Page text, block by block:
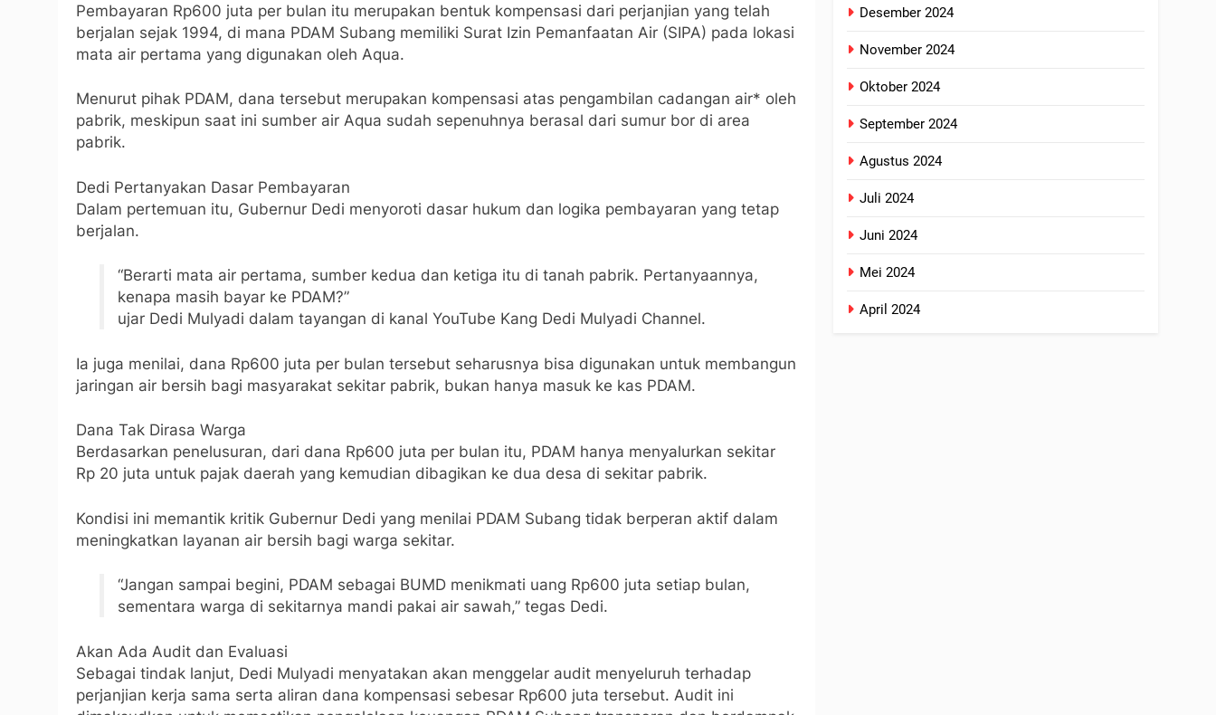
Pembayaran Rp600 juta per bulan itu merupakan bentuk kompensasi dari perjanjian yang telah
berjalan sejak 1994, di mana PDAM Subang memiliki Surat Izin Pemanfaatan Air (SIPA) pada lokasi
mata air pertama yang digunakan oleh Aqua.
Menurut pihak PDAM, dana tersebut merupakan kompensasi atas pengambilan cadangan air* oleh
pabrik, meskipun saat ini sumber air Aqua sudah sepenuhnya berasal dari sumur bor di area
pabrik.
Dedi Pertanyakan Dasar Pembayaran
Dalam pertemuan itu, Gubernur Dedi menyoroti dasar hukum dan logika pembayaran yang tetap
berjalan.
“Berarti mata air pertama, sumber kedua dan ketiga itu di tanah pabrik. Pertanyaannya,
kenapa masih bayar ke PDAM?”
ujar Dedi Mulyadi dalam tayangan di kanal YouTube Kang Dedi Mulyadi Channel.
Ia juga menilai, dana Rp600 juta per bulan tersebut seharusnya bisa digunakan untuk membangun
jaringan air bersih bagi masyarakat sekitar pabrik, bukan hanya masuk ke kas PDAM.
Dana Tak Dirasa Warga
Berdasarkan penelusuran, dari dana Rp600 juta per bulan itu, PDAM hanya menyalurkan sekitar
Rp 20 juta untuk pajak daerah yang kemudian dibagikan ke dua desa di sekitar pabrik.
Kondisi ini memantik kritik Gubernur Dedi yang menilai PDAM Subang tidak berperan aktif dalam
meningkatkan layanan air bersih bagi warga sekitar.
“Jangan sampai begini, PDAM sebagai BUMD menikmati uang Rp600 juta setiap bulan,
sementara warga di sekitarnya mandi pakai air sawah,” tegas Dedi.
Akan Ada Audit dan Evaluasi
Sebagai tindak lanjut, Dedi Mulyadi menyatakan akan menggelar audit menyeluruh terhadap
perjanjian kerja sama serta aliran dana kompensasi sebesar Rp600 juta tersebut. Audit ini
Desember 2024
November 2024
Oktober 2024
September 2024
Agustus 2024
Juli 2024
Juni 2024
Mei 2024
April 2024